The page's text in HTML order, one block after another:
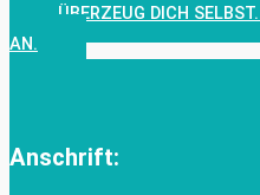
ÜBERZEUG DICH
AN.
Anschrift: